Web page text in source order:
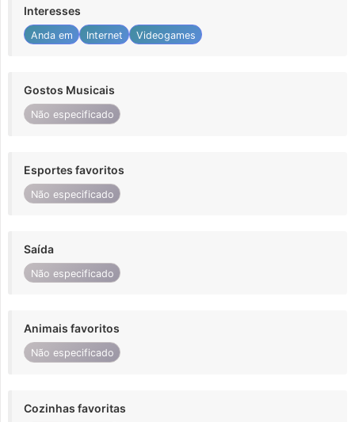
Interesses
Anda em Internet Videogames
Gostos Musicais
Não especificado
Esportes favoritos
Não especificado
Saída
Não especificado
Animais favoritos
Não especificado
Cozinhas favoritas